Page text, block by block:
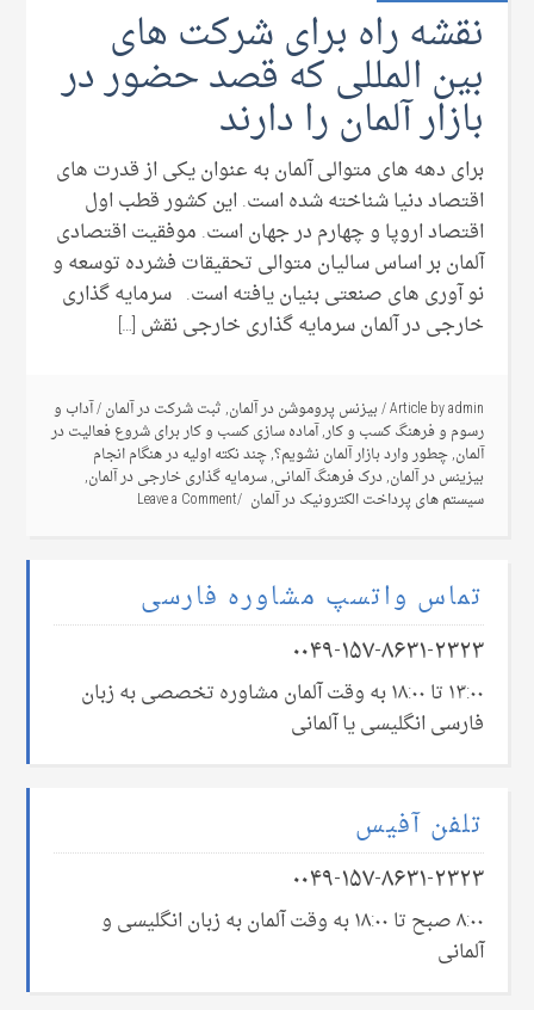
نقشه راه برای شرکت های
بین المللی که قصد حضور در
بازار آلمان را دارند
برای دهه های متوالی آلمان به عنوان یکی از قدرت های
اقتصاد دنیا شناخته شده است. این کشور قطب اول
اقتصاد اروپا و چهارم در جهان است. موفقیت اقتصادی
آلمان بر اساس سالیان متوالی تحقیقات فشرده توسعه و
نو آوری های صنعتی بنیان یافته است. سرمایه گذاری
خارجی در آلمان سرمایه گذاری خارجی نقش […]
Article byadmin
/بیزنس پروموشن در آلمان,ثبت شرکت در آلمان/آداب و
رسوم و فرهنگ کسب و کار,آماده سازی کسب و کار برای شروع فعالیت در
آلمان,چطور وارد بازار آلمان نشویم؟,چند نکته اولیه در هنگام انجام
بیزینس در آلمان,درک فرهنگ آلمانی,سرمایه گذاری خارجی در آلمان,
سیستم های پرداخت الکترونیک در آلمان Leave a Comment
تماس واتسپ مشاوره فارسی
۰۰۴۹-۱۵۷-۸۶۳۱-۲۳۲۳
۱۳:۰۰ تا ۱۸:۰۰ به وقت آلمان مشاوره تخصصی به زبان
فارسی انگلیسی یا آلمانی
تلفن آفیس
۰۰۴۹-۱۵۷-۸۶۳۱-۲۳۲۳
۸:۰۰ صبح تا ۱۸:۰۰ به وقت آلمان به زبان انگلیسی و
آلمانی